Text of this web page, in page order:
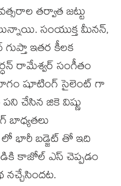
తర్వాత జట్టు
సంయుక్త మీనన్,
గుప్తా ఇతర కీలక
రామేశ్వర్ సంగీతం
షూటింగ్ సైలెంట్ గా
చేసిన జికె విష్ణు
బాధ్యతలు
లో భారీ బడ్జెట్ తో ఇది
కాజోల్ ఎస్ చెప్పడం